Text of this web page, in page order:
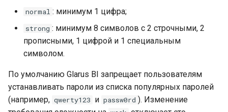
normal : минимум 1 цифра;
strong : минимум 8 символов с 2 строчными, 2
прописными, 1 цифрой и 1 специальным
символом.
По умолчанию Glarus BI запрещает пользователям
устанавливать пароли из списка популярных паролей
(например, qwerty123 и passw0rd ). Изменение